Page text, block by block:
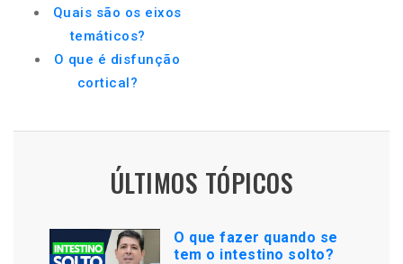
Quais são os eixos
temáticos?
O que é disfunção
cortical?
ÚLTIMOS TÓPICOS
O que fazer quando se
tem o intestino solto?